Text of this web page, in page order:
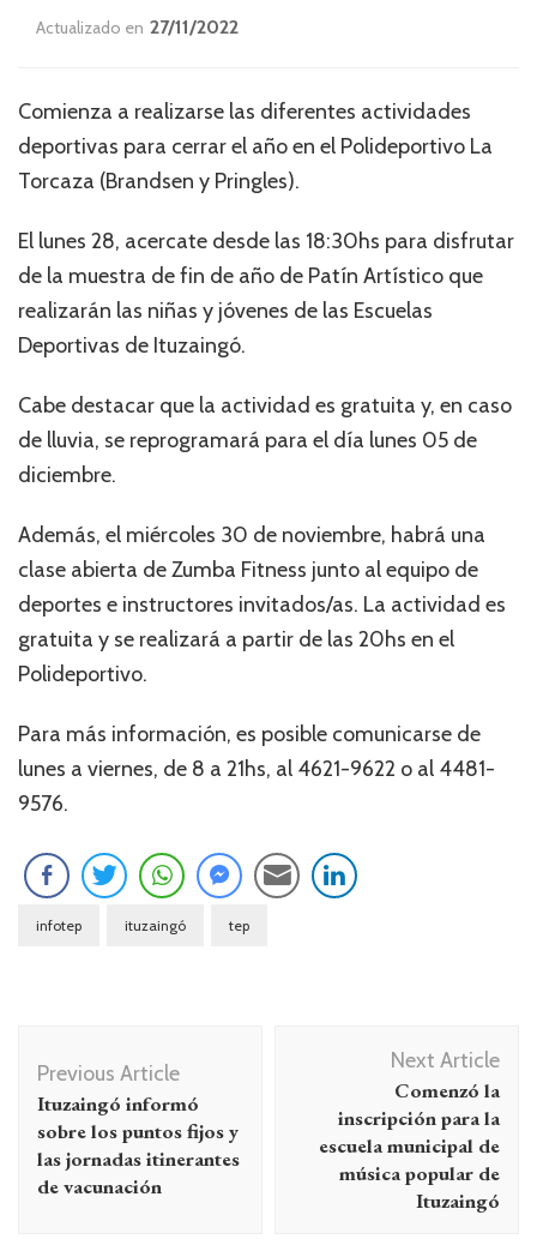
Actualizado en 27/11/2022
Comienza a realizarse las diferentes actividades
deportivas para cerrar el año en el Polideportivo La
Torcaza (Brandsen y Pringles).
El lunes 28, acercate desde las 18:30hs para disfrutar
de la muestra de fin de año de Patín Artístico que
realizarán las niñas y jóvenes de las Escuelas
Deportivas de Ituzaingó.
Cabe destacar que la actividad es gratuita y, en caso
de lluvia, se reprogramará para el día lunes 05 de
diciembre.
Además, el miércoles 30 de noviembre, habrá una
clase abierta de Zumba Fitness junto al equipo de
deportes e instructores invitados/as. La actividad es
gratuita y se realizará a partir de las 20hs en el
Polideportivo.
Para más información, es posible comunicarse de
lunes a viernes, de 8 a 21hs, al 4621-9622 o al 4481-
9576.
infotep ituzaingó tep
de
entradas
Previous Article
Ituzaingó informó
sobre los puntos fijos y
las jornadas itinerantes
de vacunación
Next Article
Comenzó la
inscripción para la
escuela municipal de
música popular de
Ituzaingó